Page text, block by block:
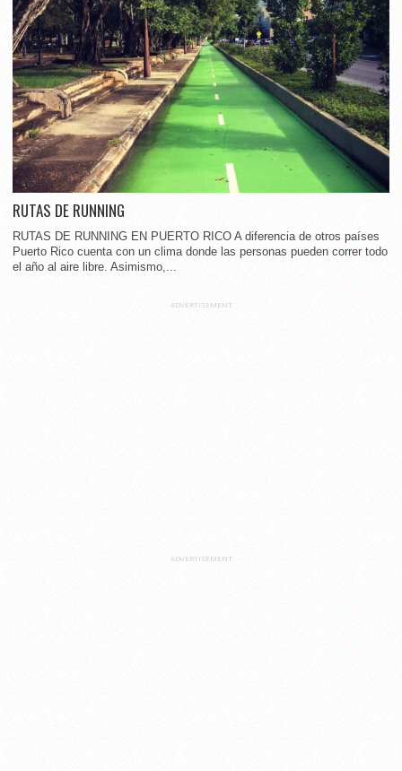
RUTAS DE RUNNING
RUTAS DE RUNNING EN PUERTO RICO A diferencia de otros países
Puerto Rico cuenta con un clima donde las personas pueden correr todo
el año al aire libre. Asimismo,...
ADVERTISEMENT
ADVERTISEMENT